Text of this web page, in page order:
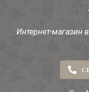
Интернет-магазин